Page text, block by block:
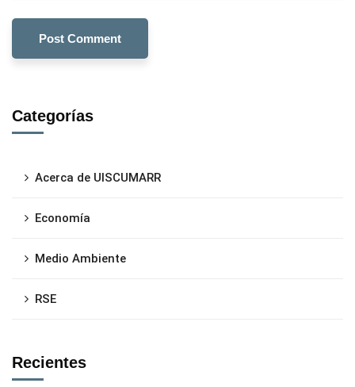
Categorías
Acerca de UISCUMARR
Economía
Medio Ambiente
RSE
Recientes